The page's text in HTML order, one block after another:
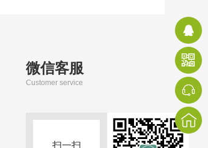
微信客服
Customer service
扫一扫